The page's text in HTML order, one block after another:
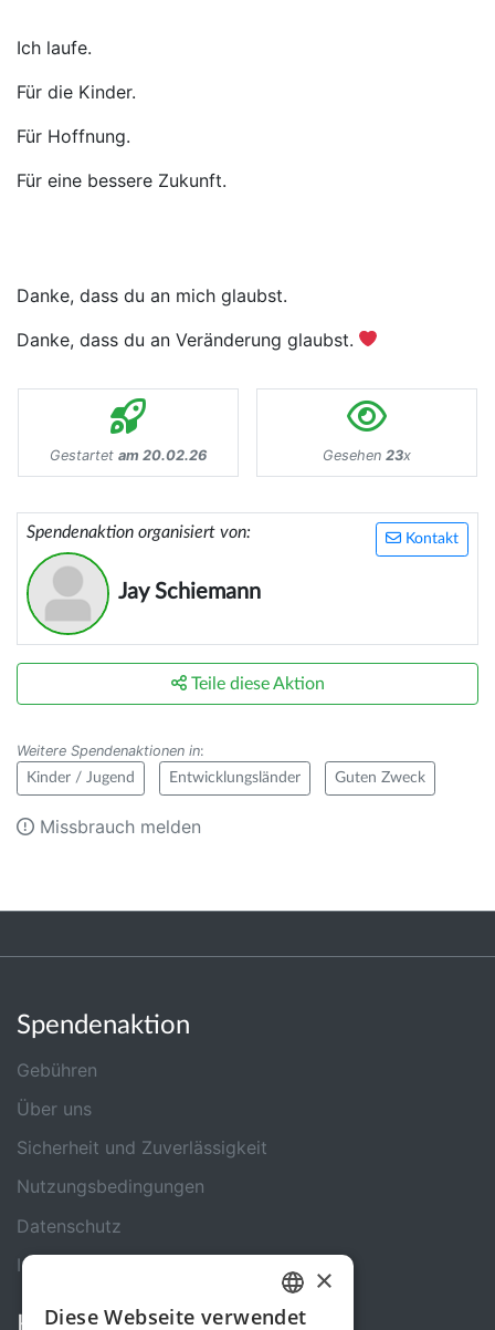
Ich laufe.
Für die Kinder.
Für Hoffnung.
Für eine bessere Zukunft.
Danke, dass du an mich glaubst.
Danke, dass du an Veränderung glaubst.
Gestartet am 20.02.26 Gesehen 23x
Kontakt
Spendenaktion organisiert von:
Jay Schiemann
Teile diese Aktion
Weitere Spendenaktionen in:
Kinder / Jugend Entwicklungsländer Guten Zweck
Missbrauch melden
Spendenaktion
Gebühren
Über uns
Sicherheit und Zuverlässigkeit
Nutzungsbedingungen
Datenschutz
Impressum
GERMAN
×
Diese Webseite verwendet